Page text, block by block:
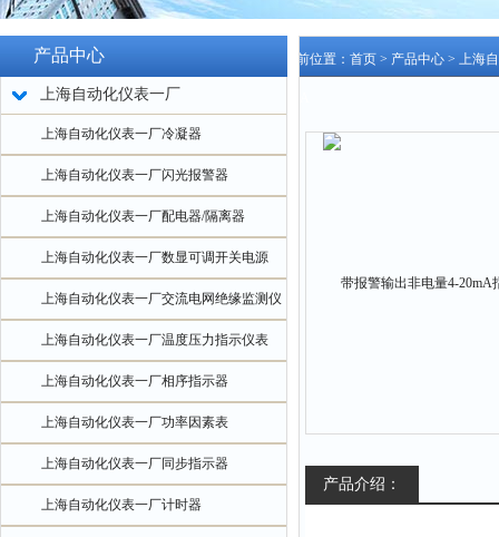
产品中心
上海自动化仪表一厂
上海自动化仪表一厂冷凝器
上海自动化仪表一厂闪光报警器
上海自动化仪表一厂配电器/隔离器
上海自动化仪表一厂数显可调开关电源
上海自动化仪表一厂交流电网绝缘监测仪
上海自动化仪表一厂温度压力指示仪表
上海自动化仪表一厂相序指示器
上海自动化仪表一厂功率因素表
上海自动化仪表一厂同步指示器
上海自动化仪表一厂计时器
当前位置： 首页 > 产品中心 > 上海
产品介绍：